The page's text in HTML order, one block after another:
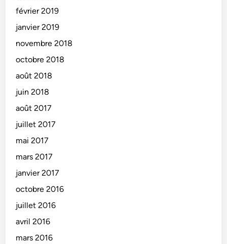
février 2019
janvier 2019
novembre 2018
octobre 2018
août 2018
juin 2018
août 2017
juillet 2017
mai 2017
mars 2017
janvier 2017
octobre 2016
juillet 2016
avril 2016
mars 2016